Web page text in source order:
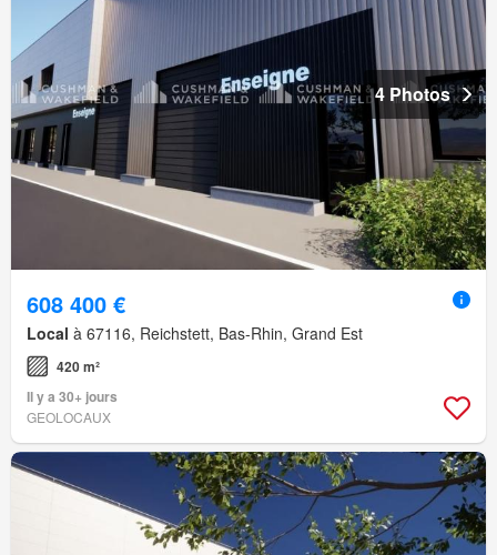
4 Photos
608 400 €
Local à 67116, Reichstett, Bas-Rhin, Grand Est
420 m²
Il y a 30+ jours
GEOLOCAUX